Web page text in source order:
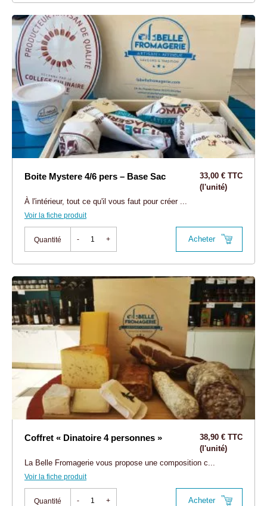
Boite Mystere 4/6 pers – Base Sac
33,00 € TTC
(l'unité)
À l'intérieur, tout ce qu'il vous faut pour créer ...
Voir la fiche produit
Quantité - + Acheter
Coffret « Dinatoire 4 personnes »
38,90 € TTC
(l'unité)
La Belle Fromagerie vous propose une composition c...
Voir la fiche produit
Quantité - + Acheter